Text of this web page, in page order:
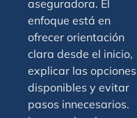
aseguradora. El
enfoque está en
ofrecer orientación
clara desde el inicio,
explicar las opciones
disponibles y evitar
pasos innecesarios.